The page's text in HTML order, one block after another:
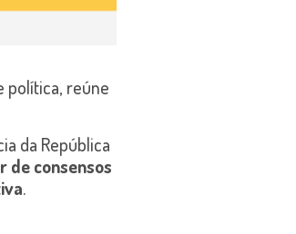
política, reúne
da República
de consensos
.